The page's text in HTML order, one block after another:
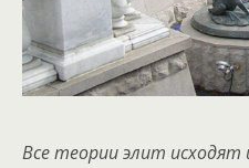
Все теории элит